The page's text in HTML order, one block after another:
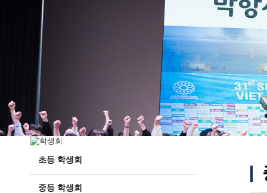
학교 CI
교직원현황
학생현황
위치/전화
전경사진
초등 학생회
중등 학생회